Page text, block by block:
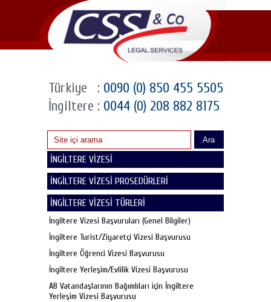
Türkiye : 0090 (0) 850 455 5505
İngiltere : 0044 (0) 208 882 8175
Ara
İNGİLTERE VİZESİ
İNGİLTERE VİZESİ PROSEDÜRLERİ
İNGİLTERE VİZESİ TÜRLERİ
İngiltere Vizesi Başvuruları (Genel Bilgiler)
İngiltere Turist/Ziyaretçi Vizesi Başvurusu
İngiltere Öğrenci Vizesi Başvurusu
İngiltere Yerleşim/Evlilik Vizesi Başvurusu
AB Vatandaşlarının Bağımlıları için İngiltere
Yerleşim Vizesi Başvurusu